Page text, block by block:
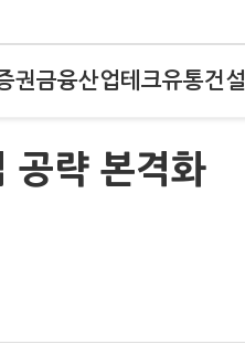
권금융산업테크유통건설
공략 본격화